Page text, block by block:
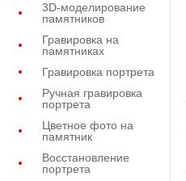
3D-моделирование
памятников
Гравировка на
памятниках
Гравировка портрета
Ручная гравировка
портрета
Цветное фото на
памятник
Восстановление
портрета